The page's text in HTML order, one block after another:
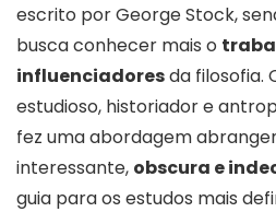
escrito por George Stock,
busca conhecer mais o
influenciadoresda filosofia.
estudioso, historiador e
fez uma abordagem
interessante, obscura e
guia para os estudos mais